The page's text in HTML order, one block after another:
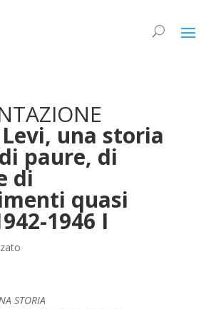
una storia
paure, di
di
quasi
1946 I
STORIA